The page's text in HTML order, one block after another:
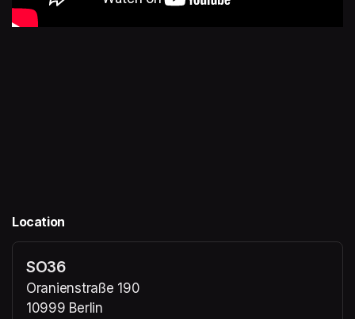
Location
SO36
Oranienstraße 190
10999 Berlin